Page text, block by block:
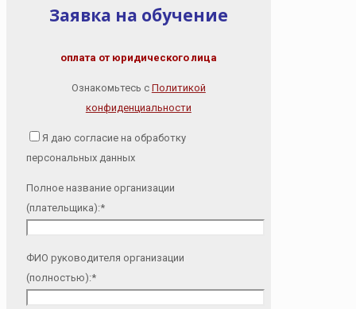
Заявка на обучение
оплата от юридического лица
Ознакомьтесь с Политикой
конфиденциальности
Я даю согласие на обработку
персональных данных
Полное название организации
(плательщика):*
ФИО руководителя организации
(полностью):*